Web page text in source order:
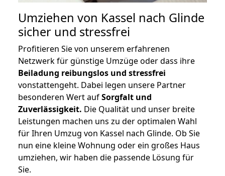
Umziehen von Kassel nach Glinde
sicher und stressfrei
Profitieren Sie von unserem erfahrenen
Netzwerk für günstige Umzüge oder dass ihre
Beiladung reibungslos und stressfrei
vonstattengeht. Dabei legen unsere Partner
besonderen Wert aufSorgfalt und
Zuverlässigkeit. Die Qualität und unser breite
Leistungen machen uns zu der optimalen Wahl
für Ihren Umzug von Kassel nach Glinde. Ob Sie
nun eine kleine Wohnung oder ein großes Haus
umziehen, wir haben die passende Lösung für
Sie.